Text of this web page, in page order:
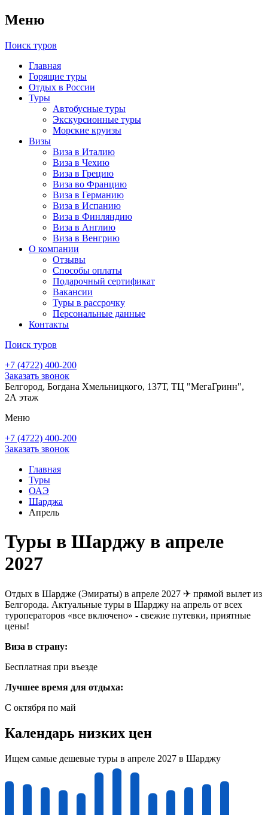
Меню
Поиск туров
Главная
Горящие туры
Отдых в России
Туры
Автобусные туры
Экскурсионные туры
Морские круизы
Визы
Виза в Италию
Виза в Чехию
Виза в Грецию
Виза во Францию
Виза в Германию
Виза в Испанию
Виза в Финляндию
Виза в Англию
Виза в Венгрию
О компании
Отзывы
Способы оплаты
Подарочный сертификат
Вакансии
Туры в рассрочку
Персональные данные
Контакты
Поиск туров
+7 (4722) 400-200
Заказать звонок
Белгород, Богдана Хмельницкого, 137Т, ТЦ "МегаГринн",
2А этаж
Меню
+7 (4722) 400-200
Заказать звонок
Главная
Туры
ОАЭ
Шарджа
Апрель
Туры в Шарджу в апреле
2027
Отдых в Шардже (Эмираты) в апреле 2027 ✈ прямой вылет из
Белгорода. Актуальные туры в Шарджу на апрель от всех
туроператоров «все включено» - свежие путевки, приятные
цены!
Виза в страну:
Бесплатная при въезде
Лучшее время для отдыха:
C октября по май
Календарь низких цен
Ищем самые дешевые туры в апреле 2027 в Шарджу